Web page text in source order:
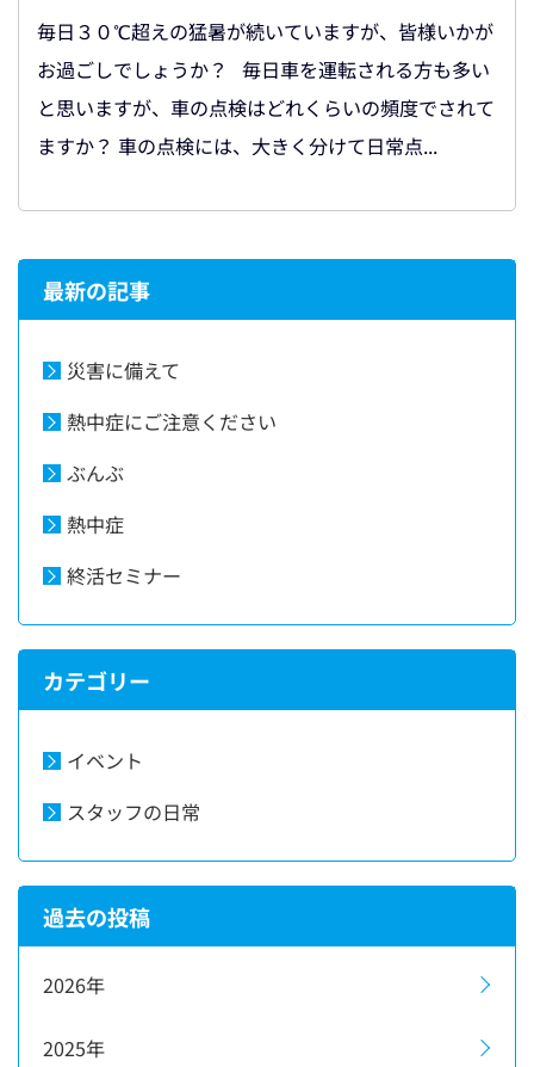
毎日３０℃超えの猛暑が続いていますが、皆様いかが
お過ごしでしょうか？ 毎日車を運転される方も多い
と思いますが、車の点検はどれくらいの頻度でされて
ますか？ 車の点検には、大きく分けて日常点...
最新の記事
災害に備えて
熱中症にご注意ください
ぶんぶ
熱中症
終活セミナー
カテゴリー
イベント
スタッフの日常
過去の投稿
2026年
2025年